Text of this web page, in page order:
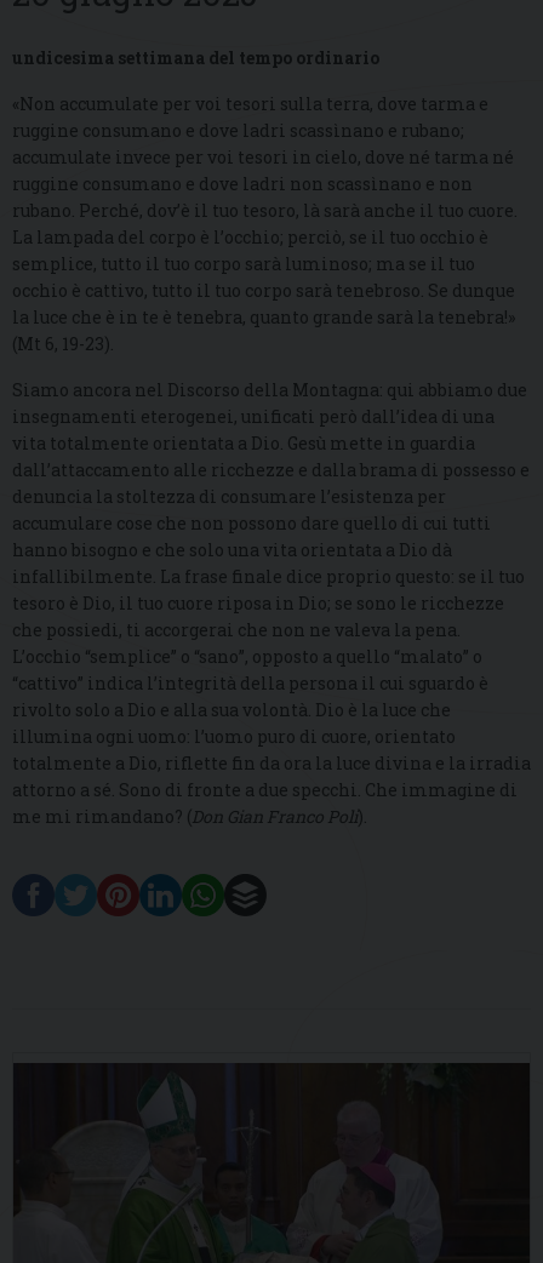
undicesima settimana del tempo ordinario
«Non accumulate per voi tesori sulla terra, dove tarma e
ruggine consumano e dove ladri scassìnano e rubano;
accumulate invece per voi tesori in cielo, dove né tarma né
ruggine consumano e dove ladri non scassìnano e non
rubano. Perché, dov’è il tuo tesoro, là sarà anche il tuo cuore.
La lampada del corpo è l’occhio; perciò, se il tuo occhio è
semplice, tutto il tuo corpo sarà luminoso; ma se il tuo
occhio è cattivo, tutto il tuo corpo sarà tenebroso. Se dunque
la luce che è in te è tenebra, quanto grande sarà la tenebra!»
(Mt 6, 19-23).
Siamo ancora nel Discorso della Montagna: qui abbiamo due
insegnamenti eterogenei, unificati però dall’idea di una
vita totalmente orientata a Dio. Gesù mette in guardia
dall’attaccamento alle ricchezze e dalla brama di possesso e
denuncia la stoltezza di consumare l’esistenza per
accumulare cose che non possono dare quello di cui tutti
hanno bisogno e che solo una vita orientata a Dio dà
infallibilmente. La frase finale dice proprio questo: se il tuo
tesoro è Dio, il tuo cuore riposa in Dio; se sono le ricchezze
che possiedi, ti accorgerai che non ne valeva la pena.
L’occhio “semplice” o “sano”, opposto a quello “malato” o
“cattivo” indica l’integrità della persona il cui sguardo è
rivolto solo a Dio e alla sua volontà. Dio è la luce che
illumina ogni uomo: l’uomo puro di cuore, orientato
totalmente a Dio, riflette fin da ora la luce divina e la irradia
attorno a sé. Sono di fronte a due specchi. Che immagine di
me mi rimandano? (Don Gian Franco Poli).